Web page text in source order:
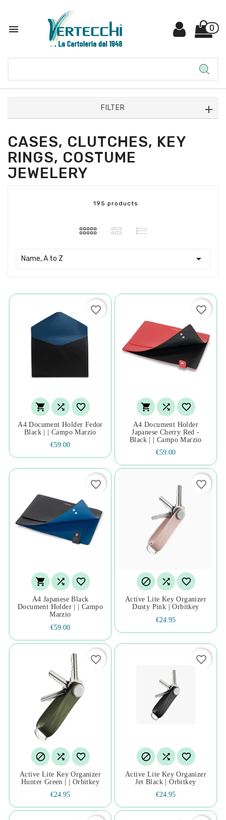
 0
FILTER
CASES, CLUTCHES, KEY
RINGS, COSTUME
JEWELERY
195 products
Name, A to Z 
  
A4 Document Holder Fedor
Black | | Campo Marzio
€59.00
favorite_border
  
A4 Document Holder
Japanese Cherry Red -
Black | | Campo Marzio
€59.00
favorite_border
  
A4 Japanese Black
Document Holder | | Campo
Marzio
€59.00
favorite_border
  
Active Lite Key Organizer
Dusty Pink | Orbitkey
€24.95
favorite_border
  
Active Lite Key Organizer
Hunter Green | | Orbitkey
€24.95
favorite_border
  
Active Lite Key Organizer
Jet Black | Orbitkey
€24.95
favorite_border